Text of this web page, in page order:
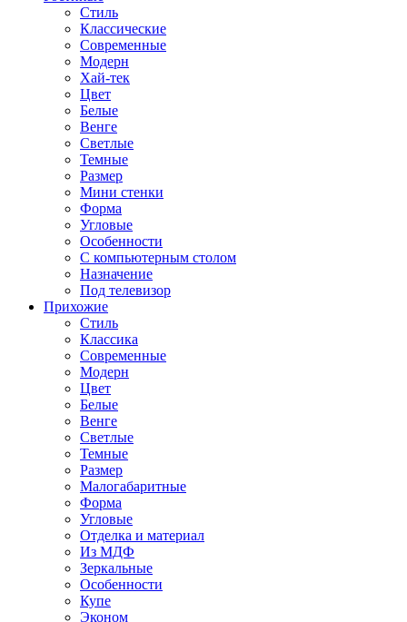
Стиль
Классические
Современные
Модерн
Хай-тек
Цвет
Белые
Венге
Светлые
Темные
Размер
Мини стенки
Форма
Угловые
Особенности
С компьютерным столом
Назначение
Под телевизор
Прихожие
Стиль
Классика
Современные
Модерн
Цвет
Белые
Венге
Светлые
Темные
Размер
Малогабаритные
Форма
Угловые
Отделка и материал
Из МДФ
Зеркальные
Особенности
Купе
Эконом